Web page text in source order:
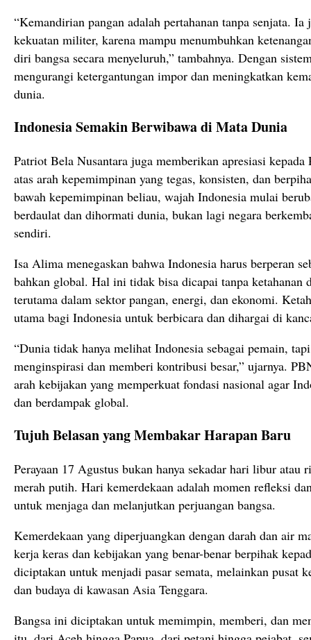
“Kemandirian pangan adalah pertahanan tanpa senjata.
kekuatan militer, karena mampu menumbuhkan
diri bangsa secara menyeluruh,” tambahnya. Dengan
mengurangi ketergantungan impor dan meningkatkan
dunia.
Indonesia Semakin Berwibawa di Mata Dunia
Patriot Bela Nusantara juga memberikan apresiasi kepada
atas arah kepemimpinan yang tegas, konsisten, dan
bawah kepemimpinan beliau, wajah Indonesia mulai
berdaulat dan dihormati dunia, bukan lagi negara
sendiri.
Isa Alima menegaskan bahwa Indonesia harus berperan
bahkan global. Hal ini tidak bisa dicapai tanpa ketahanan
terutama dalam sektor pangan, energi, dan ekonomi.
utama bagi Indonesia untuk berbicara dan dihargai di
“Dunia tidak hanya melihat Indonesia sebagai pemain,
menginspirasi dan memberi kontribusi besar,” ujarnya.
arah kebijakan yang memperkuat fondasi nasional agar
dan berdampak global.
Tujuh Belasan yang Membakar Harapan Baru
Perayaan 17 Agustus bukan hanya sekadar hari libur atau
merah putih. Hari kemerdekaan adalah momen refleksi
untuk menjaga dan melanjutkan perjuangan bangsa.
Kemerdekaan yang diperjuangkan dengan darah dan air
kerja keras dan kebijakan yang benar-benar berpihak
diciptakan untuk menjadi pasar semata, melainkan pusat
dan budaya di kawasan Asia Tenggara.
Bangsa ini diciptakan untuk memimpin, memberi, dan